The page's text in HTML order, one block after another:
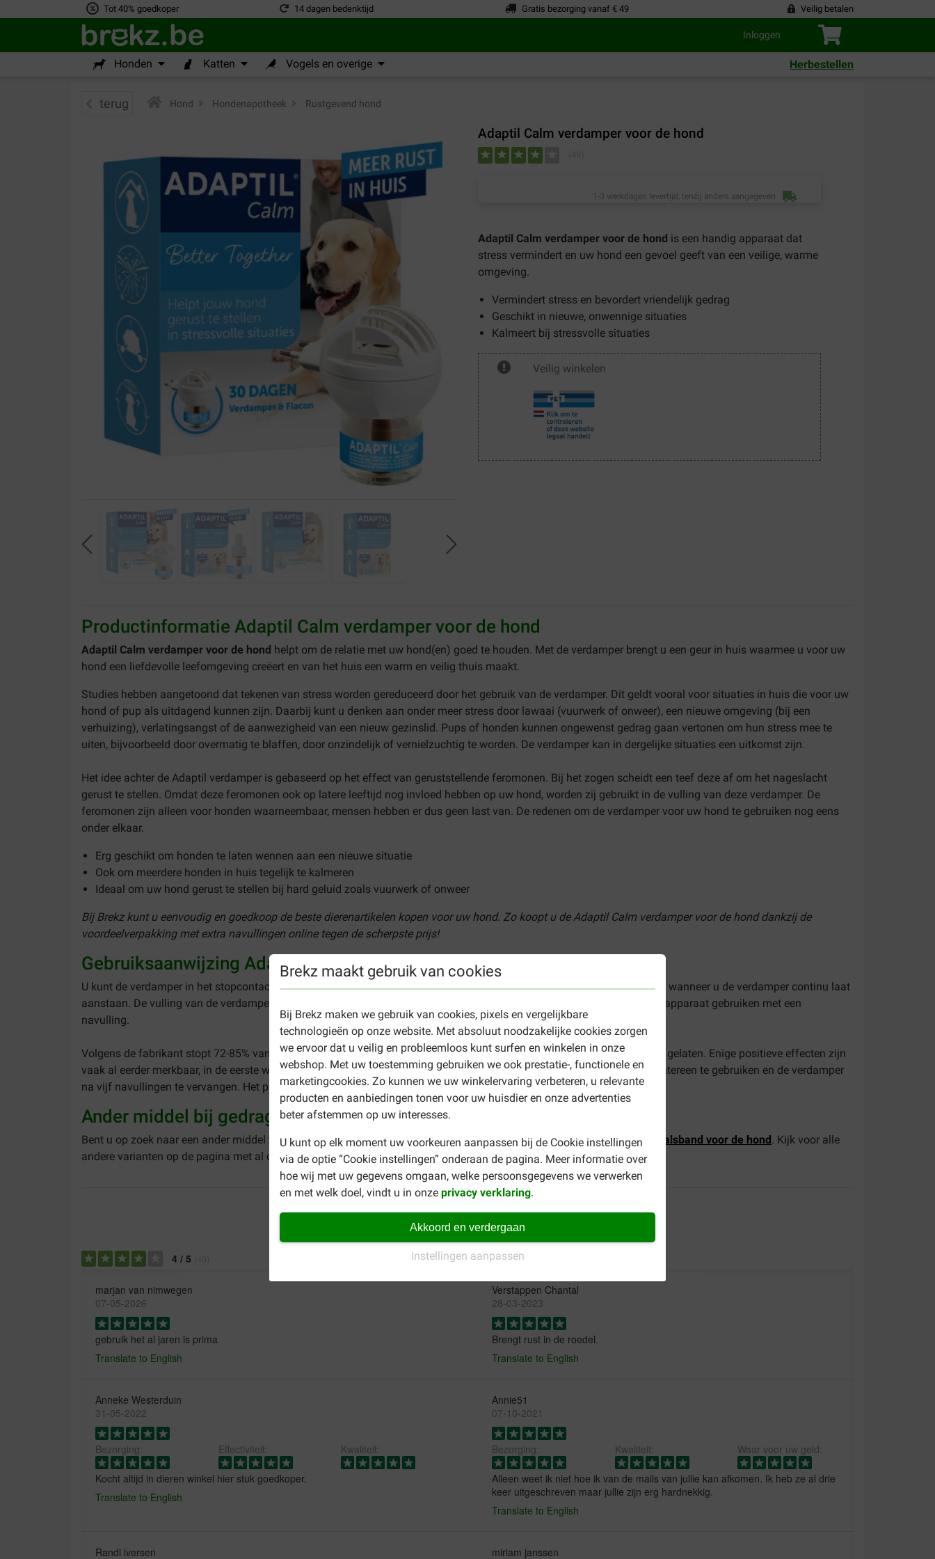
Tot 40% goedkoper 14 dagen bedenktijd Gratis bezorging vanaf € 49 Veilig betalen
Inloggen
Honden Katten Vogels en overige Herbestellen
Brekz maakt gebruik van cookies
Bij Brekz maken we gebruik van cookies, pixels en vergelijkbare
technologieën op onze website. Met absoluut noodzakelijke cookies zorgen
we ervoor dat u veilig en probleemloos kunt surfen en winkelen in onze
webshop. Met uw toestemming gebruiken we ook prestatie-, functionele en
marketingcookies. Zo kunnen we uw winkelervaring verbeteren, u relevante
producten en aanbiedingen tonen voor uw huisdier en onze advertenties
beter afstemmen op uw interesses.
U kunt op elk moment uw voorkeuren aanpassen bij de Cookie instellingen
via de optie “Cookie instellingen” onderaan de pagina. Meer informatie over
hoe wij met uw gegevens omgaan, welke persoonsgegevens we verwerken
en met welk doel, vindt u in onze privacy verklaring.
Akkoord en verdergaan
Instellingen aanpassen
terug Hond Hondenapotheek Rustgevend hond
Adaptil Calm verdamper voor de hond
1-3 werkdagen levertijd, tenzij anders aangegeven
Adaptil Calm verdamper voor de hond is een handig apparaat dat
stress vermindert en uw hond een gevoel geeft van een veilige, warme
omgeving.
Vermindert stress en bevordert vriendelijk gedrag
Geschikt in nieuwe, onwennige situaties
Kalmeert bij stressvolle situaties
Veilig winkelen
Productinformatie Adaptil Calm verdamper voor de hond
Adaptil Calm verdamper voor de hond helpt om de relatie met uw hond(en) goed te houden. Met de verdamper brengt u een geur in huis waarmee u voor uw
hond een liefdevolle leefomgeving creëert en van het huis een warm en veilig thuis maakt.
Studies hebben aangetoond dat tekenen van stress worden gereduceerd door het gebruik van de verdamper. Dit geldt vooral voor situaties in huis die voor uw
hond of pup als uitdagend kunnen zijn. Daarbij kunt u denken aan onder meer stress door lawaai (vuurwerk of onweer), een nieuwe omgeving (bij een
verhuizing), verlatingsangst of de aanwezigheid van een nieuw gezinslid. Pups of honden kunnen ongewenst gedrag gaan vertonen om hun stress mee te
uiten, bijvoorbeeld door overmatig te blaffen, door onzindelijk of vernielzuchtig te worden. De verdamper kan in dergelijke situaties een uitkomst zijn.
Het idee achter de Adaptil verdamper is gebaseerd op het effect van geruststellende feromonen. Bij het zogen scheidt een teef deze af om het nageslacht
gerust te stellen. Omdat deze feromonen ook op latere leeftijd nog invloed hebben op uw hond, worden zij gebruikt in de vulling van deze verdamper. De
feromonen zijn alleen voor honden waarneembaar, mensen hebben er dus geen last van. De redenen om de verdamper voor uw hond te gebruiken nog eens
onder elkaar.
Erg geschikt om honden te laten wennen aan een nieuwe situatie
Ook om meerdere honden in huis tegelijk te kalmeren
Ideaal om uw hond gerust te stellen bij hard geluid zoals vuurwerk of onweer
Bij Brekz kunt u eenvoudig en goedkoop de beste dierenartikelen kopen voor uw hond. Zo koopt u de Adaptil Calm verdamper voor de hond dankzij de
voordeelverpakking met extra navullingen online tegen de scherpste prijs!
Gebruiksaanwijzing Adaptil Calm verdamper
U kunt de verdamper in het stopcontact doen in de ruimte waar de hond het meeste verblijft. Het product werkt het beste wanneer u de verdamper continu laat
aanstaan. De vulling van de verdamper bevat 48ml en is geschikt voor 30 dagen gebruik. Vanaf dat moment kunt u het apparaat gebruiken met een
navulling.
Volgens de fabrikant stopt 72-85% van de honden na 1 maand met blaffen en vernielen wanneer ze alleen thuis worden gelaten. Enige positieve effecten zijn
vaak al eerder merkbaar, in de eerste week van de behandeling. Aangeraden wordt de verdamper minimaal 1 maand achtereen te gebruiken en de verdamper
na vijf navullingen te vervangen. Het product kan worden gebruikt in combinatie met gedragstraining.
Ander middel bij gedragsproblemen?
Bent u op zoek naar een ander middel tegen gedragsproblemen van of stress bij uw hond. Kijk dan eens bij deAdaptil halsband voor de hond. Kijk voor alle
andere varianten op de pagina met al onzerustgevende middelenvoor honden.
4 / 5
marjan van nimwegen
07-05-2026
gebruik het al jaren is prima
Translate to English
Verstappen Chantal
28-03-2023
Brengt rust in de roedel.
Translate to English
Anneke Westerduin
31-05-2022
Bezorging: Effectiviteit: Kwaliteit:
Kocht altijd in dieren winkel hier stuk goedkoper.
Translate to English
Annie51
07-10-2021
Bezorging: Kwaliteit: Waar voor uw geld:
Alleen weet ik niet hoe ik van de mails van jullie kan afkomen. Ik heb ze al drie
keer uitgeschreven maar jullie zijn erg hardnekkig.
Translate to English
Randi iversen
miriam janssen